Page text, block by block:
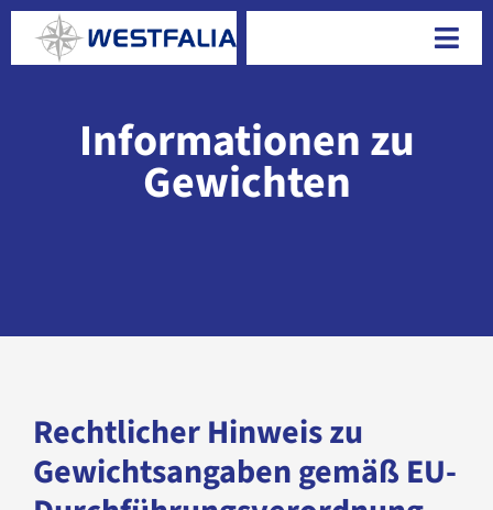
Skip
content
Informationen zu
Gewichten
Rechtlicher Hinweis zu
Gewichtsangaben gemäß EU-